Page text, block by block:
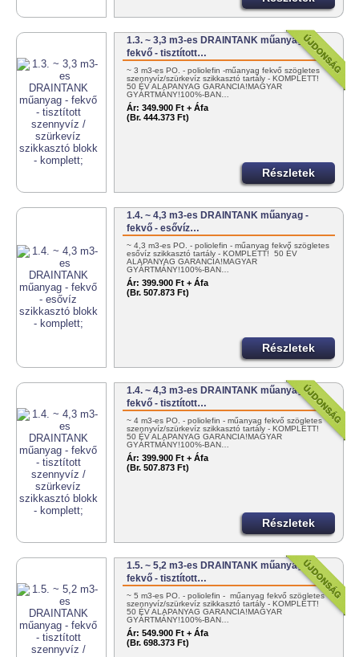
1.3. ~ 3,3 m3-es DRAINTANK műanyag -
fekvő - tisztított…
~ 3 m3-es PO. - poliolefin -műanyag fekvő szögletes
szennyvíz/szürkevíz szikkasztó tartály - KOMPLETT!
50 ÉV ALAPANYAG GARANCIA!MAGYAR
GYÁRTMÁNY!100%-BAN…
Ár: 349.900 Ft + Áfa
(Br. 444.373 Ft)
Részletek
1.4. ~ 4,3 m3-es DRAINTANK műanyag -
fekvő - esővíz…
~ 4,3 m3-es PO. - poliolefin - műanyag fekvő szögletes
esővíz szikkasztó tartály - KOMPLETT! 50 ÉV
ALAPANYAG GARANCIA!MAGYAR
GYÁRTMÁNY!100%-BAN…
Ár: 399.900 Ft + Áfa
(Br. 507.873 Ft)
Részletek
1.4. ~ 4,3 m3-es DRAINTANK műanyag -
fekvő - tisztított…
~ 4 m3-es PO. - poliolefin - műanyag fekvő szögletes
szennyvíz/szürkevíz szikkasztó tartály - KOMPLETT!
50 ÉV ALAPANYAG GARANCIA!MAGYAR
GYÁRTMÁNY!100%-BAN…
Ár: 399.900 Ft + Áfa
(Br. 507.873 Ft)
Részletek
1.5. ~ 5,2 m3-es DRAINTANK műanyag -
fekvő - tisztított…
~ 5 m3-es PO. - poliolefin - műanyag fekvő szögletes
szennyvíz/szürkevíz szikkasztó tartály - KOMPLETT!
50 ÉV ALAPANYAG GARANCIA!MAGYAR
GYÁRTMÁNY!100%-BAN…
Ár: 549.900 Ft + Áfa
(Br. 698.373 Ft)